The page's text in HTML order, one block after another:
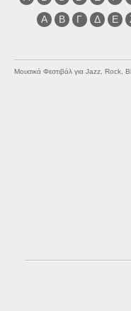
Α
Β Γ Δ Ε
Μουσικά Φεστιβάλ για Jazz, Rock,